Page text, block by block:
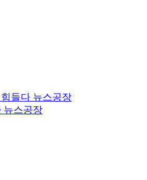
들다 뉴스공장
뉴스공장